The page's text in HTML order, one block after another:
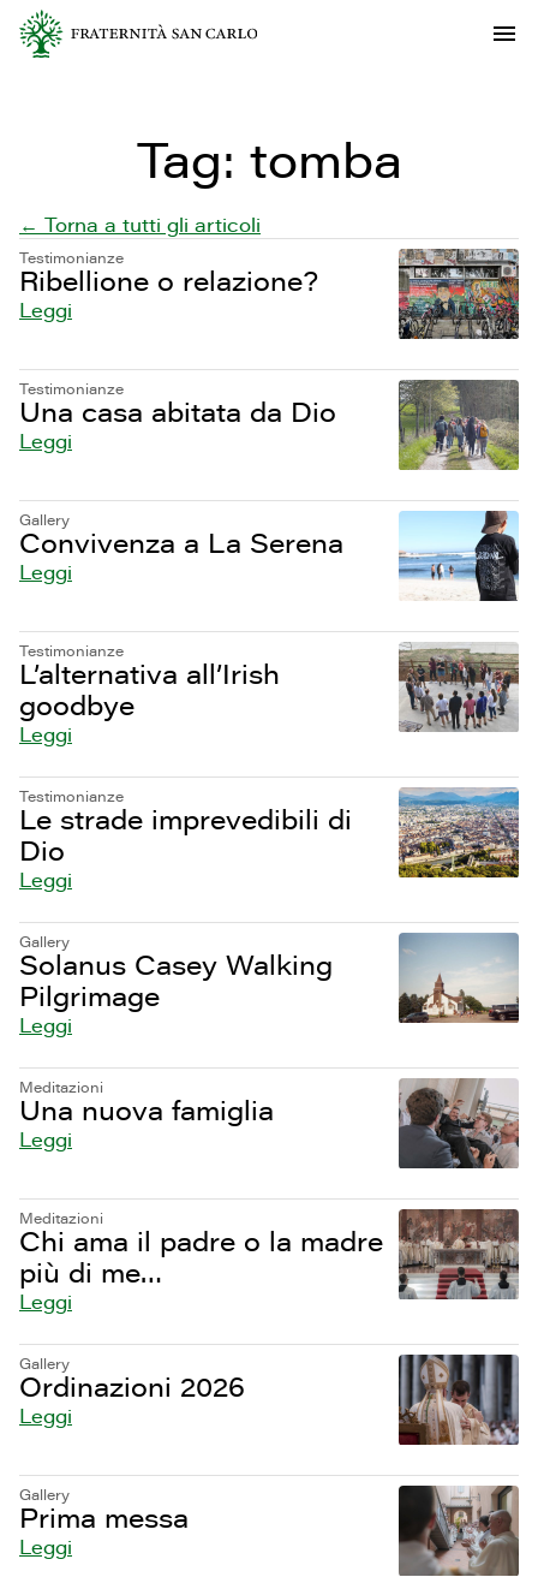
Tag: tomba
← Torna a tutti gli articoli
Testimonianze
Ribellione o relazione?
Leggi
Testimonianze
Una casa abitata da Dio
Leggi
Gallery
Convivenza a La Serena
Leggi
Testimonianze
L’alternativa all’Irish
goodbye
Leggi
Testimonianze
Le strade imprevedibili di
Dio
Leggi
Gallery
Solanus Casey Walking
Pilgrimage
Leggi
Meditazioni
Una nuova famiglia
Leggi
Meditazioni
Chi ama il padre o la madre
più di me…
Leggi
Gallery
Ordinazioni 2026
Leggi
Gallery
Prima messa
Leggi